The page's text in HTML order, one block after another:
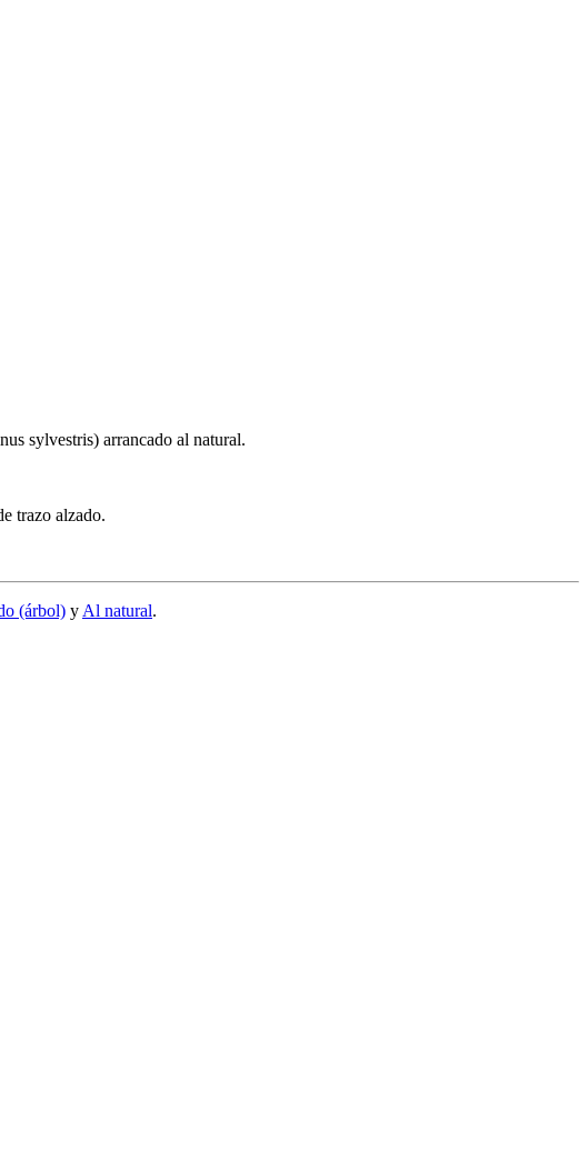
sylvestris) arrancado al natural.
trazo alzado.
(árbol) y Al natural.